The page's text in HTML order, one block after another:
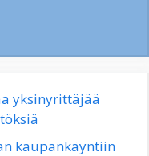
yksinyrittäjää
kaupankäyntiin